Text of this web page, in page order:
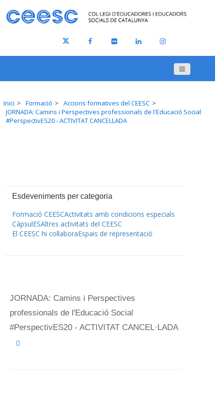
Inici Formació
Accions formatives del CEESC
JORNADA: Camins i Perspectives professionals de l'Educació Social
#PerspectivES20 - ACTIVITAT CANCEL·LADA
Esdeveniments per categoria
Formació CEESCActivitats amb condicions especials
CàpsulESAltres activitats del CEESC
El CEESC hi col·laboraEspais de representació
JORNADA: Camins i Perspectives
professionals de l'Educació Social
#PerspectivES20 - ACTIVITAT CANCEL·LADA